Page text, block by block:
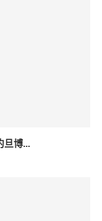
旦博...